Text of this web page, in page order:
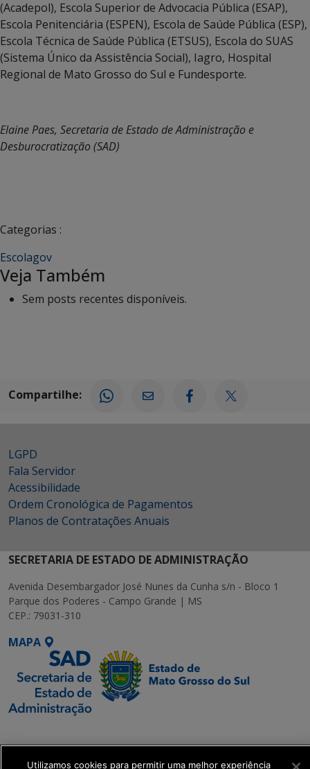
(Acadepol), Escola Superior de Advocacia Pública (ESAP),
Escola Penitenciária (ESPEN), Escola de Saúde Pública (ESP),
Escola Técnica de Saúde Pública (ETSUS), Escola do SUAS
(Sistema Único da Assistência Social), Iagro, Hospital
Regional de Mato Grosso do Sul e Fundesporte.
Elaine Paes, Secretaria de Estado de Administração e
Desburocratização (SAD)
Categorias :
Escolagov
Veja Também
Sem posts recentes disponíveis.
Compartilhe:
LGPD
Fala Servidor
Acessibilidade
Ordem Cronológica de Pagamentos
Planos de Contratações Anuais
SECRETARIA DE ESTADO DE ADMINISTRAÇÃO
Avenida Desembargador José Nunes da Cunha s/n - Bloco 1
Parque dos Poderes - Campo Grande | MS
CEP.: 79031-310
MAPA
Executiva de
Utilizamos cookies para permitir uma melhor experiência